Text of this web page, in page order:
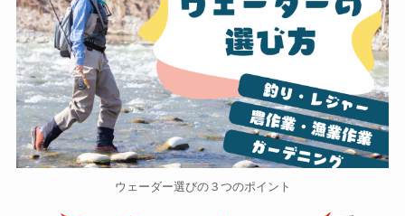
ウェーダー選びの３つのポイント